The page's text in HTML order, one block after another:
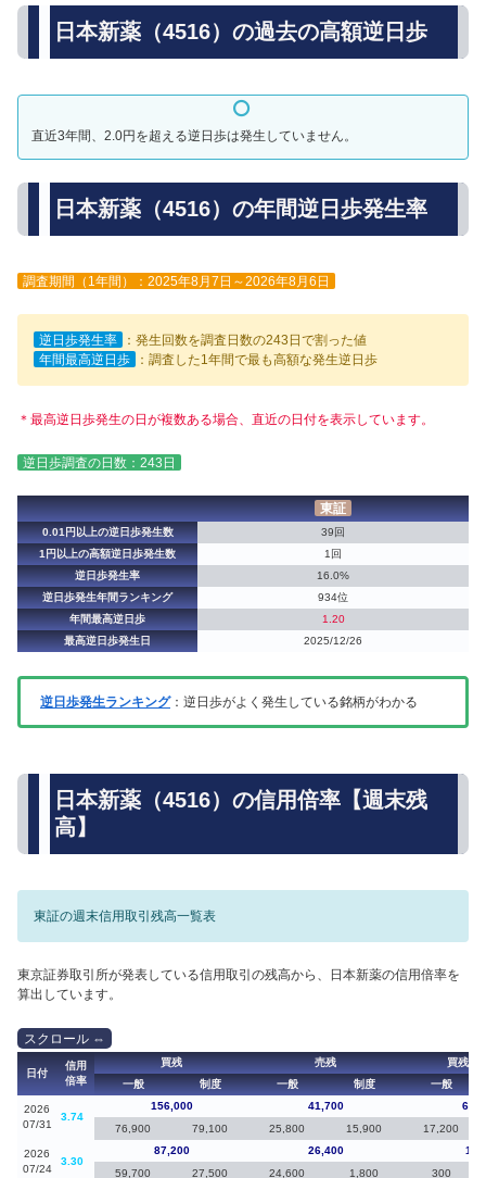
日本新薬（4516）の過去の高額逆日歩
直近3年間、2.0円を超える逆日歩は発生していません。
日本新薬（4516）の年間逆日歩発生率
調査期間（1年間）：2025年8月7日～2026年8月6日
逆日歩発生率
：発生回数を調査日数の243日で割った値
年間最高逆日歩
：調査した1年間で最も高額な発生逆日歩
＊最高逆日歩発生の日が複数ある場合、直近の日付を表示しています。
逆日歩調査の日数：243日
東証
0.01円以上の逆日歩発生数
39回
1円以上の高額逆日歩発生数
1回
逆日歩発生率
16.0%
逆日歩発生年間ランキング
934位
年間最高逆日歩
1.20
最高逆日歩発生日
2025/12/26
逆日歩発生ランキング：逆日歩がよく発生している銘柄がわかる
日本新薬（4516）の信用倍率【週末残
高】
東証の週末信用取引残高一覧表
東京証券取引所が発表している信用取引の残高から、日本新薬の信用倍率を
算出しています。
日付
信用
倍率
買残 売残
買残（
一般
制度 一般 制度 一般
2026
07/31
3.74
156,000 41,700
76,900
79,100 25,800 15,900 17,200
2026
07/24
3.30
87,200 26,400
59,700
27,500 24,600 1,800 300